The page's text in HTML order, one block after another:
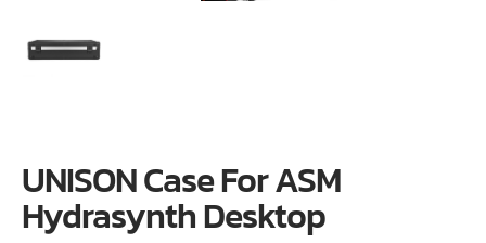
UNISON Case For ASM
Hydrasynth Desktop